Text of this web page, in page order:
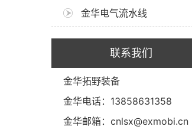
金华电气流水线
联系我们
金华拓野装备
金华电话：13858631358
金华邮箱：cnlsx@exmobi.cn